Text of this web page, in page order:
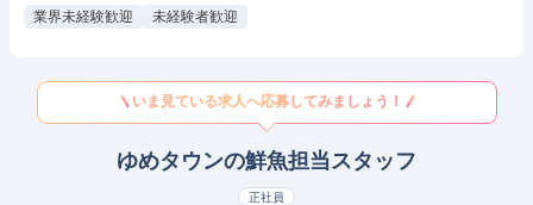
業界未経験歓迎 未経験者歓迎
いま見ている求人へ応募してみましょう！
ゆめタウンの鮮魚担当スタッフ
正社員